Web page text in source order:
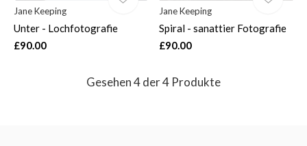
Jane Keeping
Unter - Lochfotografie
£90.00
Jane Keeping
Spiral - sanattier Fotografie
£90.00
Gesehen 4 der 4 Produkte